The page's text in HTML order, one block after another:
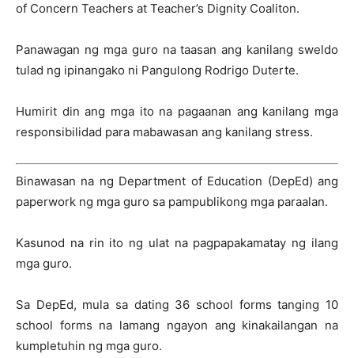
of Concern Teachers at Teacher’s Dignity Coaliton.
Panawagan ng mga guro na taasan ang kanilang sweldo
tulad ng ipinangako ni Pangulong Rodrigo Duterte.
Humirit din ang mga ito na pagaanan ang kanilang mga
responsibilidad para mabawasan ang kanilang stress.
Binawasan na ng Department of Education (DepEd) ang
paperwork ng mga guro sa pampublikong mga paraalan.
Kasunod na rin ito ng ulat na pagpapakamatay ng ilang
mga guro.
Sa DepEd, mula sa dating 36 school forms tanging 10
school forms na lamang ngayon ang kinakailangan na
kumpletuhin ng mga guro.